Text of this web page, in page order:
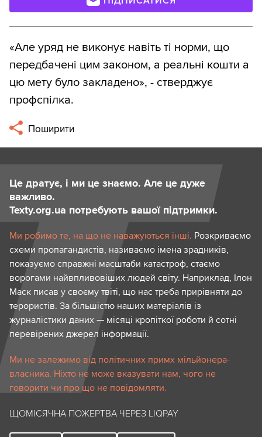
«Але уряд не виконує навіть ті норми, що
передбачені цим законом, а реальні кошти а
цю мету було закладено», - стверджує
профспілка.
Поширити
Це дратує, і ми це знаємо. Але це дуже
важливо.
Texty.org.ua потребують вашої підтримки.
Ми робимо те, на що не наважуються інші. Розкриваємо
схеми пропагандистів, називаємо імена зрадників,
показуємо справжні масштаби катастроф, стаємо
ворогами найвпливовіших людей світу. Наприклад, Ілон
Маск писав у своєму твіті, що нас треба прирівняти до
терористів. За більшістю наших матеріалів із
журналістики даних — місяці кропіткої роботи й сотні
перевірених джерел інформації.
Ми не залежимо від політичних примх мільйонера-
власника. Ніхто не може вказувати нам, чого не
говорити чи про що не повідомляти.
ЩОМІСЯЧНА ПОЖЕРТВА ЧЕРЕЗ LIQPAY